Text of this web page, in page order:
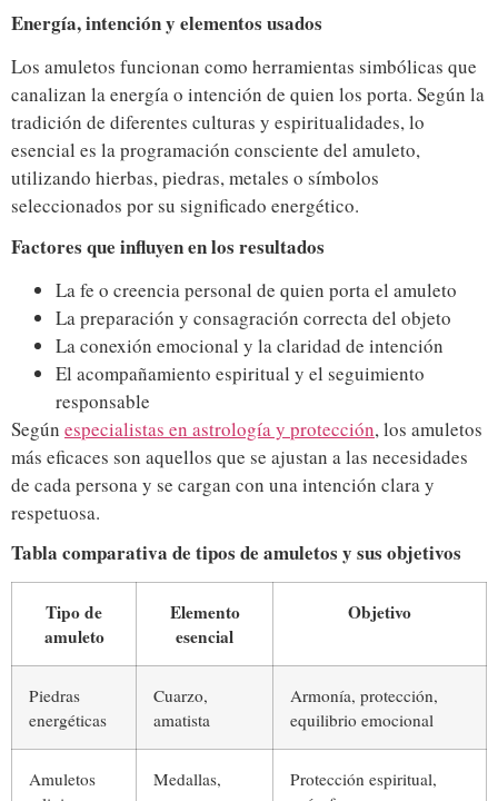
Energía, intención y elementos usados
Los amuletos funcionan como herramientas simbólicas que
canalizan la energía o intención de quien los porta. Según la
tradición de diferentes culturas y espiritualidades, lo
esencial es la programación consciente del amuleto,
utilizando hierbas, piedras, metales o símbolos
seleccionados por su significado energético.
Factores que influyen en los resultados
La fe o creencia personal de quien porta el amuleto
La preparación y consagración correcta del objeto
La conexión emocional y la claridad de intención
El acompañamiento espiritual y el seguimiento
responsable
Según especialistas en astrología y protección, los amuletos
más eficaces son aquellos que se ajustan a las necesidades
de cada persona y se cargan con una intención clara y
respetuosa.
Tabla comparativa de tipos de amuletos y sus objetivos
Tipo de
amuleto
Elemento
esencial
Objetivo
Piedras
energéticas
Cuarzo,
amatista
Armonía, protección,
equilibrio emocional
Amuletos
Medallas,
Protección espiritual,